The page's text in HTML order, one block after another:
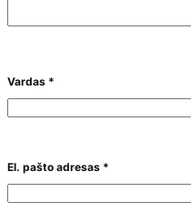
Vardas *
El. pašto adresas *